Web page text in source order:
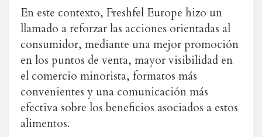
En este contexto, Freshfel Europe hizo un
llamado a reforzar las acciones orientadas al
consumidor, mediante una mejor promoción
en los puntos de venta, mayor visibilidad en
el comercio minorista, formatos más
convenientes y una comunicación más
efectiva sobre los beneficios asociados a estos
alimentos.